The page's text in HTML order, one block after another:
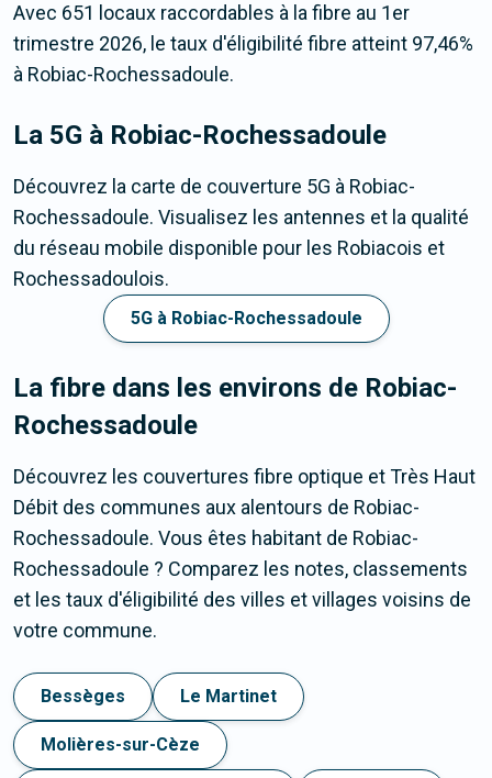
Avec 651 locaux raccordables à la fibre au 1er
trimestre 2026, le taux d'éligibilité fibre atteint 97,46%
à Robiac-Rochessadoule.
La 5G à Robiac-Rochessadoule
Découvrez la carte de couverture 5G à Robiac-
Rochessadoule. Visualisez les antennes et la qualité
du réseau mobile disponible pour les Robiacois et
Rochessadoulois.
5G à Robiac-Rochessadoule
La fibre dans les environs de Robiac-
Rochessadoule
Découvrez les couvertures fibre optique et Très Haut
Débit des communes aux alentours de Robiac-
Rochessadoule. Vous êtes habitant de Robiac-
Rochessadoule ? Comparez les notes, classements
et les taux d'éligibilité des villes et villages voisins de
votre commune.
Bessèges Le Martinet
Molières-sur-Cèze